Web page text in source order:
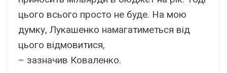
цього всього просто не буде. На мою
думку, Лукашенко намагатиметься від
цього відмовитися,
– зазначив Коваленко.